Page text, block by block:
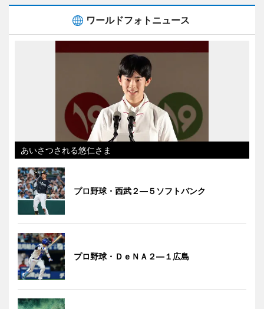
ワールドフォトニュース
あいさつされる悠仁さま
プロ野球・西武２―５ソフトバンク
プロ野球・ＤｅＮＡ２―１広島